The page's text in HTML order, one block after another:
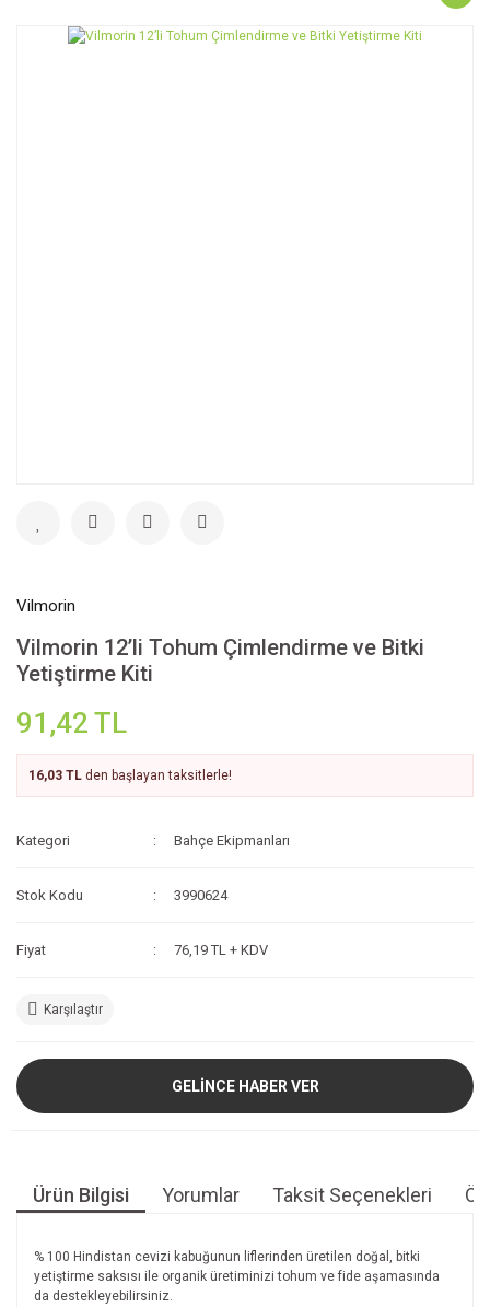
Vilmorin
Vilmorin 12’li Tohum Çimlendirme ve Bitki
Yetiştirme Kiti
91,42 TL
16,03 TL den başlayan taksitlerle!
Kategori Bahçe Ekipmanları
Stok Kodu 3990624
Fiyat 76,19 TL + KDV
Karşılaştır
GELİNCE HABER VER
Ürün Bilgisi Yorumlar Taksit Seçenekleri
% 100 Hindistan cevizi kabuğunun liflerinden üretilen doğal, bitki
yetiştirme saksısı ile organik üretiminizi tohum ve fide aşamasında
da destekleyebilirsiniz.